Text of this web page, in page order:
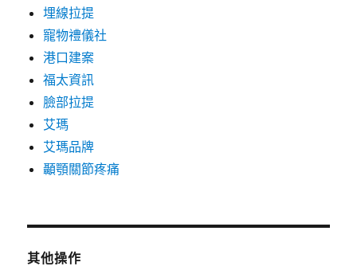
埋線拉提
寵物禮儀社
港口建案
福太資訊
臉部拉提
艾瑪
艾瑪品牌
顳顎關節疼痛
其他操作